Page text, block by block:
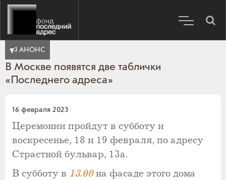
АНОНС
В Москве появятся две таблички
«Последнего адреса»
16 февраля 2023
Церемонии пройдут в субботу и
воскресенье, 18 и 19 февраля, по адресу
Страстной бульвар, 13а.
В субботу в 13.00на фасаде этого дома